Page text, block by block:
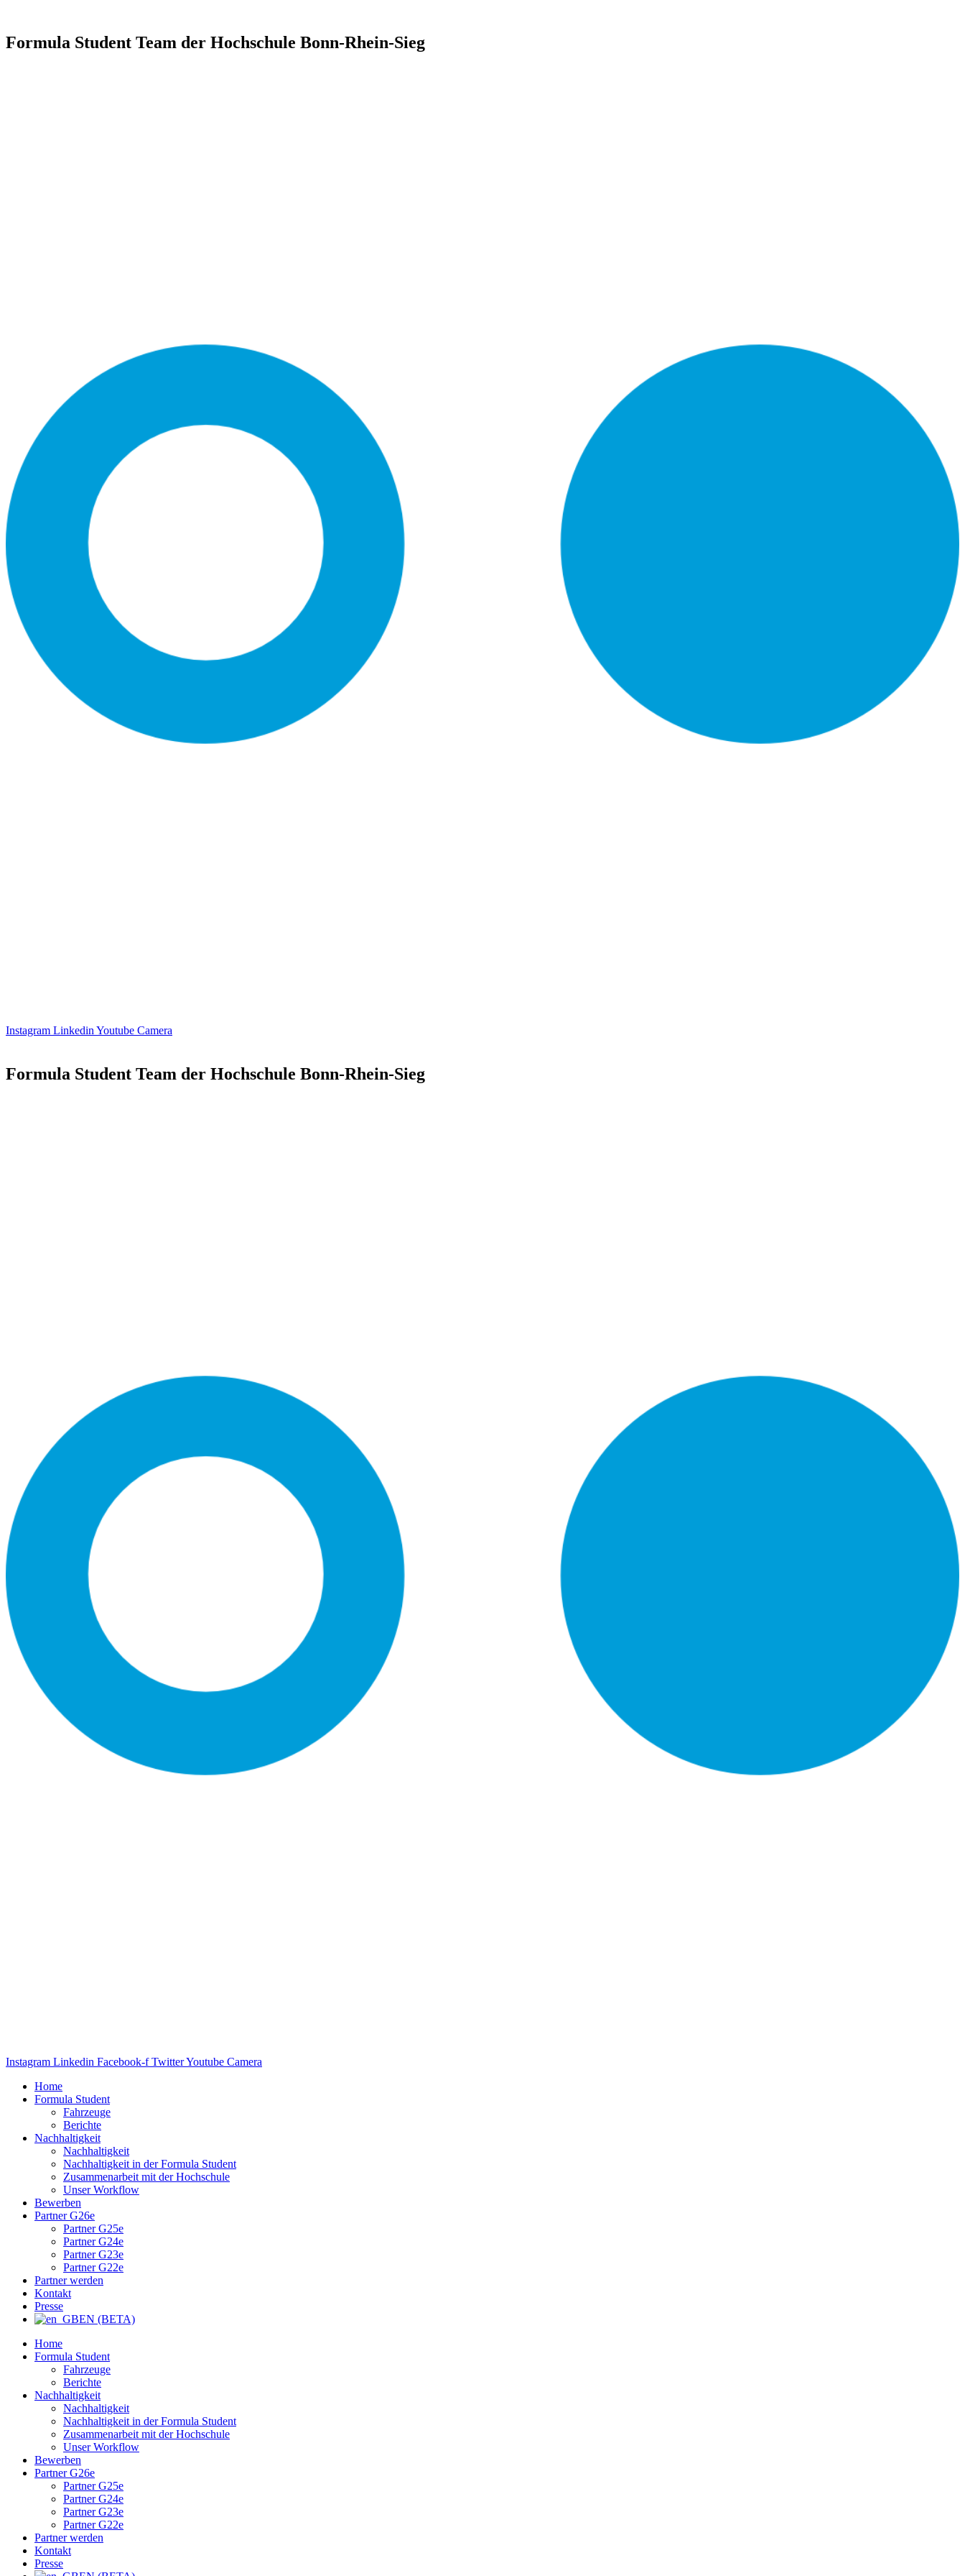
Formula Student Team der Hochschule Bonn-Rhein-Sieg
Instagram Linkedin Youtube Camera
Formula Student Team der Hochschule Bonn-Rhein-Sieg
Instagram Linkedin Facebook-f TwitterYoutube Camera
Home
Formula Student
Fahrzeuge
Berichte
Nachhaltigkeit
Nachhaltigkeit
Nachhaltigkeit in der Formula Student
Zusammenarbeit mit der Hochschule
Unser Workflow
Bewerben
Partner G26e
Partner G25e
Partner G24e
Partner G23e
Partner G22e
Partner werden
Kontakt
Presse
EN (BETA)
Home
Formula Student
Fahrzeuge
Berichte
Nachhaltigkeit
Nachhaltigkeit
Nachhaltigkeit in der Formula Student
Zusammenarbeit mit der Hochschule
Unser Workflow
Bewerben
Partner G26e
Partner G25e
Partner G24e
Partner G23e
Partner G22e
Partner werden
Kontakt
Presse